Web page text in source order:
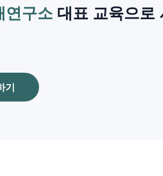
연구소대표 교육으로
기